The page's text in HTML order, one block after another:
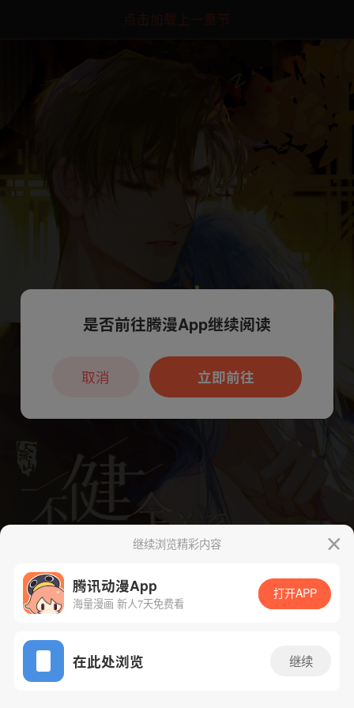
点击加载上一章节
App免费看
继续浏览精彩内容
腾讯动漫App
海量漫画 新人7天免费看
打开APP
在此处浏览 继续
本章节仅支持App阅读，可打开App新用
户7天免费看
是否前往腾漫App继续阅读
立即前往
取消